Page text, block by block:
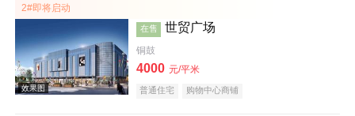
实景图
2#即将启动
在售 世贸广场
铜鼓
4000 元/平米
普通住宅 购物中心商铺